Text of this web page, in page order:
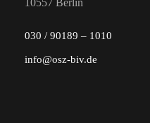
030 / 90189 – 1010
info@osz-biv.de